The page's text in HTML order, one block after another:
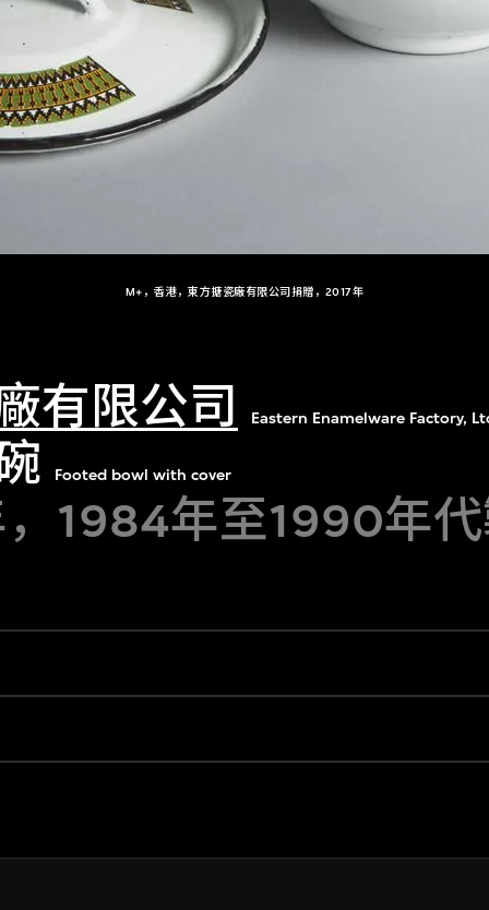
M+，香港，東方搪瓷廠有限公司捐贈，2017年
有限公司 Eastern Enamelware Factory,
Footed bowl with cover
1984年至1990年